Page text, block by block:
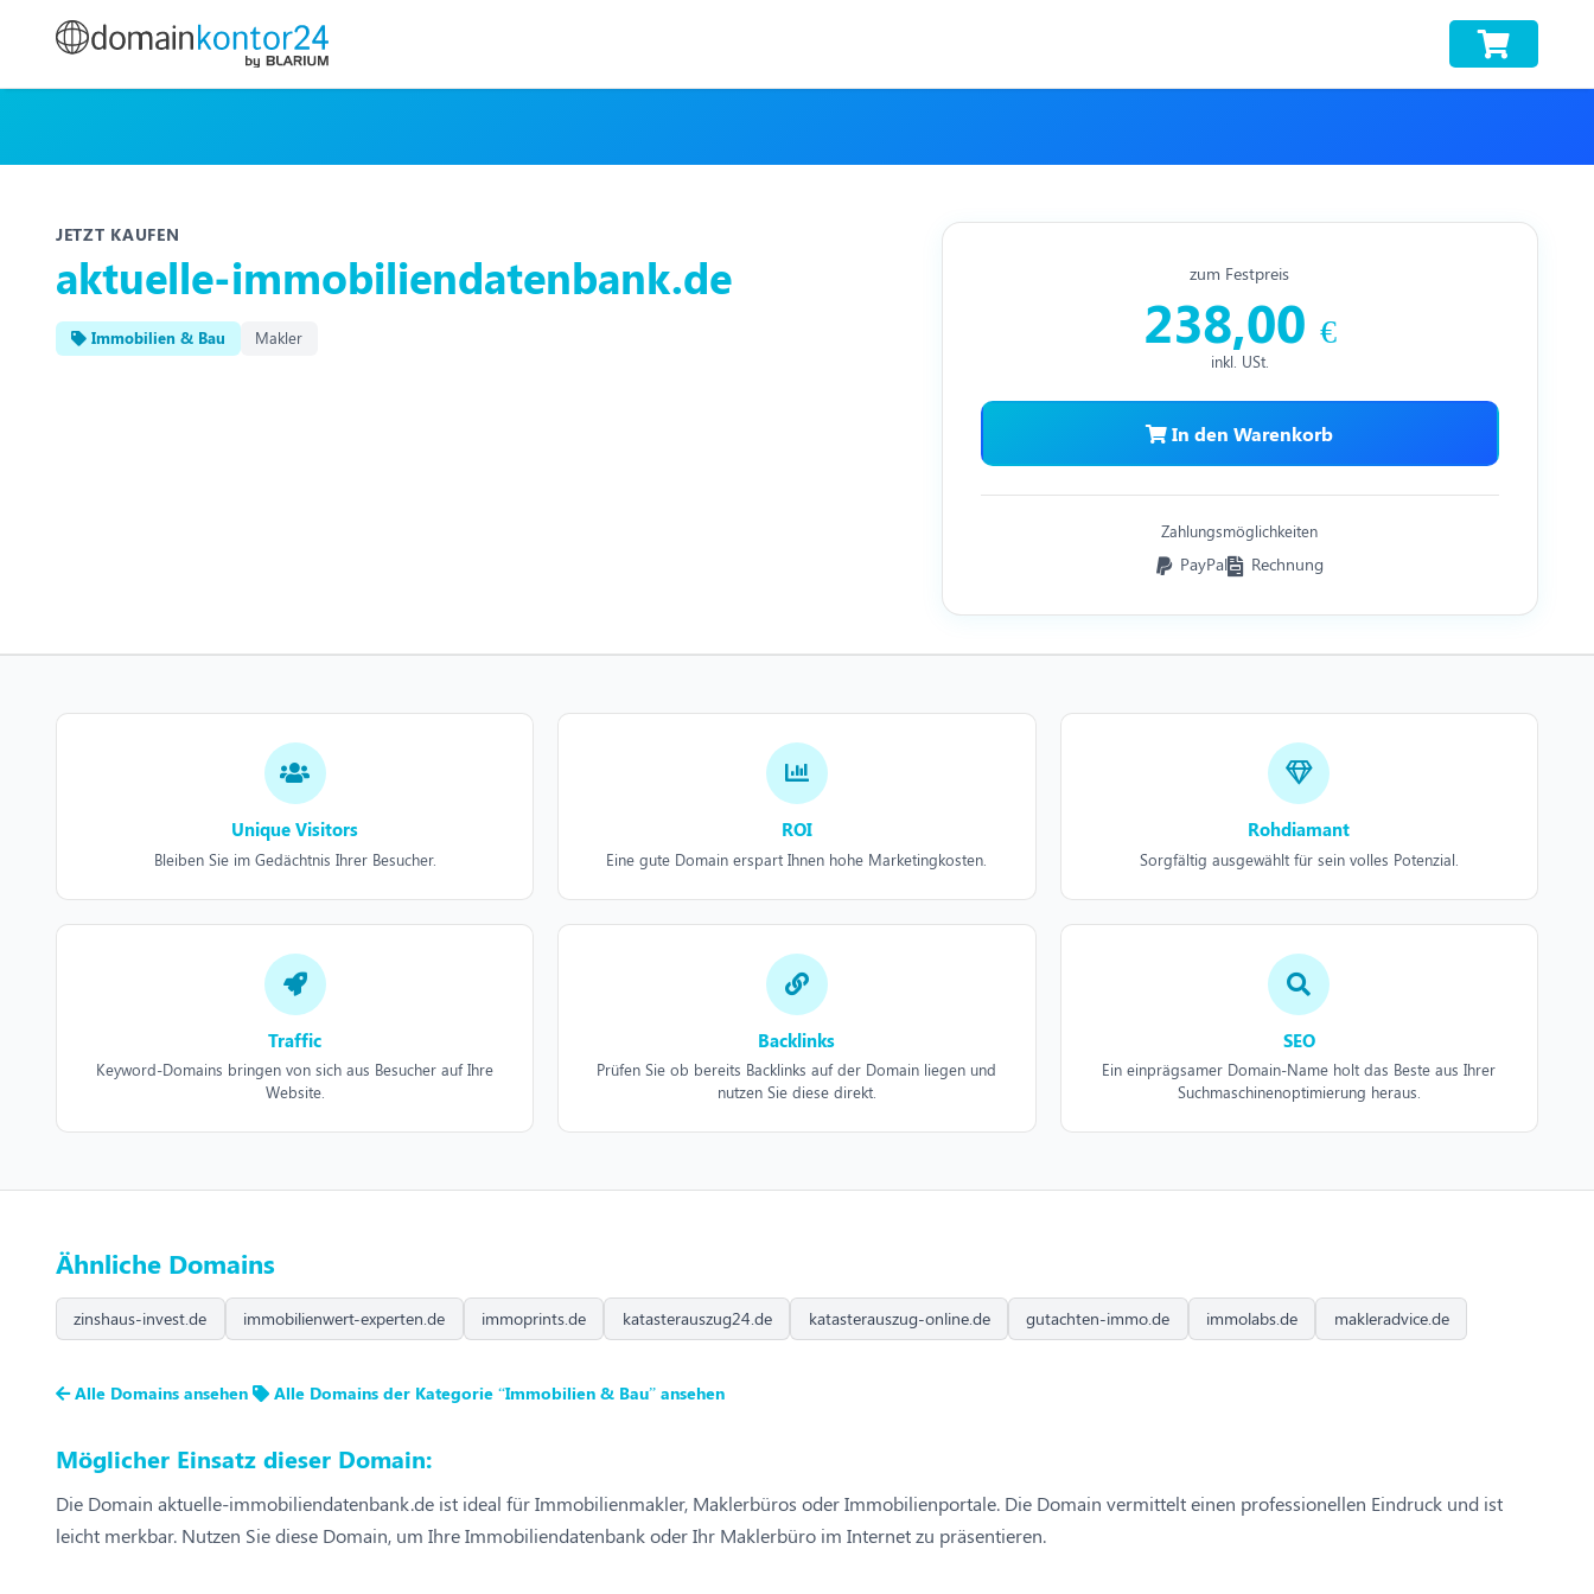
JETZT KAUFEN
aktuelle-immobiliendatenbank.de
Immobilien & Bau Makler
zum Festpreis
238,00 €
inkl. USt.
In den Warenkorb
Zahlungsmöglichkeiten
PayPal Rechnung
Unique Visitors
Bleiben Sie im Gedächtnis Ihrer Besucher.
ROI
Eine gute Domain erspart Ihnen hohe Marketingkosten.
Rohdiamant
Sorgfältig ausgewählt für sein volles Potenzial.
Traffic
Keyword-Domains bringen von sich aus Besucher auf Ihre
Website.
Backlinks
Prüfen Sie ob bereits Backlinks auf der Domain liegen und
nutzen Sie diese direkt.
SEO
Ein einprägsamer Domain-Name holt das Beste aus Ihrer
Suchmaschinenoptimierung heraus.
Ähnliche Domains
zinshaus-invest.de immobilienwert-experten.de immoprints.de katasterauszug24.de katasterauszug-online.de gutachten-immo.de immolabs.de makleradvice.de
Alle Domains ansehen Alle Domains der Kategorie “Immobilien & Bau” ansehen
Möglicher Einsatz dieser Domain:
Die Domain aktuelle-immobiliendatenbank.de ist ideal für Immobilienmakler, Maklerbüros oder Immobilienportale. Die Domain vermittelt einen professionellen Eindruck und ist
leicht merkbar. Nutzen Sie diese Domain, um Ihre Immobiliendatenbank oder Ihr Maklerbüro im Internet zu präsentieren.